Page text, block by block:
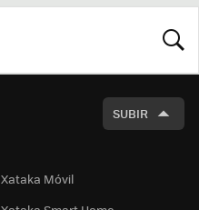
SUBIR
Xataka Móvil